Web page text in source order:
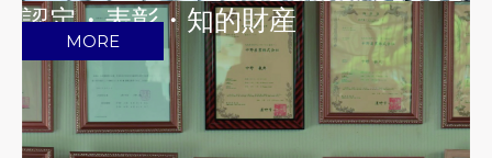
認定・表彰・知的財産
MORE